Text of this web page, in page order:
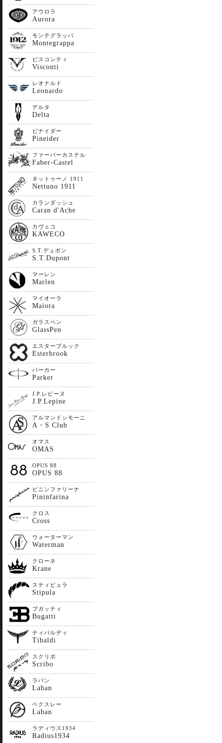
アウロラ
Aurora
モンテグラッパ
Montegrappa
ビスコンティ
Visconti
レオナルド
Leonardo
デルタ
Delta
ピナイダー
Pineider
ファーバーカステル
Faber-Castel
ネットゥーノ 1911
Nettuno 1911
カランダッシュ
Caran d'Ache
カヴェコ
KAWECO
S.T.デュポン
S.T.Dupont
マーレン
Marlen
マイオーラ
Maiora
ガラスペン
GlassPen
エスターブルック
Esterbrook
パーカー
Parker
J.P.レピーヌ
J.P.Lepine
アルマンドシモーニ
A・S Club
オマス
OMAS
OPUS 88
OPUS 88
ピニンファリーナ
Pininfarina
クロス
Cross
ウォーターマン
Waterman
クローネ
Krane
スティピュラ
Stipula
ブガッティ
Bugatti
ティバルディ
Tibaldi
スクリボ
Scribo
ラバン
Laban
ベクスレー
Laban
ラディウス1934
Radius1934